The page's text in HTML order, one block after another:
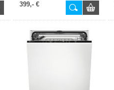
399,- €